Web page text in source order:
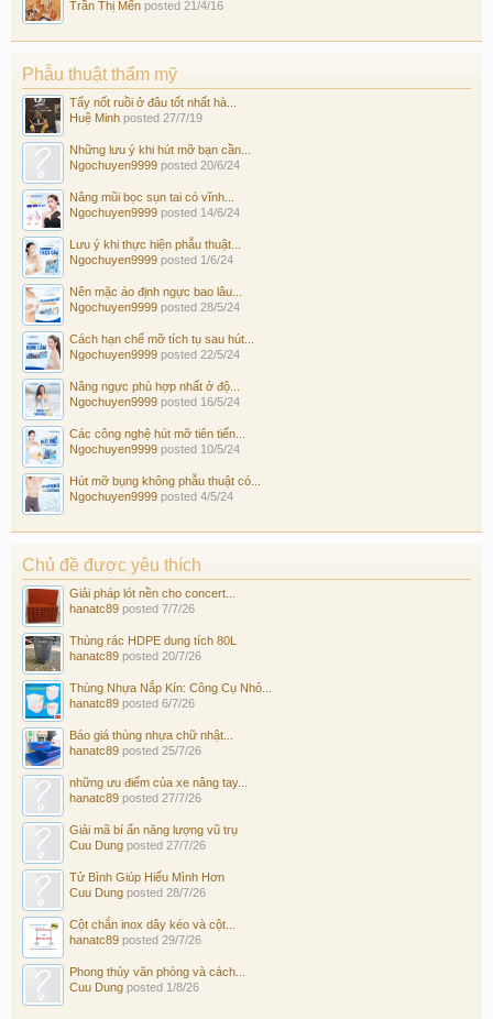
Trần Thị Mến posted 21/4/16
Phẫu thuật thẩm mỹ
Tẩy nốt ruồi ở đâu tốt nhất hà...
Huệ Minh posted 27/7/19
Những lưu ý khi hút mỡ bạn cần...
Ngochuyen9999 posted 20/6/24
Nâng mũi bọc sụn tai có vĩnh...
Ngochuyen9999 posted 14/6/24
Lưu ý khi thực hiện phẫu thuật...
Ngochuyen9999 posted 1/6/24
Nên mặc áo định ngực bao lâu...
Ngochuyen9999 posted 28/5/24
Cách hạn chế mỡ tích tụ sau hút...
Ngochuyen9999 posted 22/5/24
Nâng ngực phù hợp nhất ở độ...
Ngochuyen9999 posted 16/5/24
Các công nghệ hút mỡ tiên tiến...
Ngochuyen9999 posted 10/5/24
Hút mỡ bụng không phẫu thuật có...
Ngochuyen9999 posted 4/5/24
Chủ đề được yêu thích
Giải pháp lót nền cho concert...
hanatc89 posted 7/7/26
Thùng rác HDPE dung tích 80L
hanatc89 posted 20/7/26
Thùng Nhựa Nắp Kín: Công Cụ Nhỏ...
hanatc89 posted 6/7/26
Báo giá thùng nhựa chữ nhật...
hanatc89 posted 25/7/26
những ưu điểm của xe nâng tay...
hanatc89 posted 27/7/26
Giải mã bí ẩn năng lượng vũ trụ
Cuu Dung posted 27/7/26
Tử Bình Giúp Hiểu Mình Hơn
Cuu Dung posted 28/7/26
Cột chắn inox dây kéo và cột...
hanatc89 posted 29/7/26
Phong thủy văn phòng và cách...
Cuu Dung posted 1/8/26